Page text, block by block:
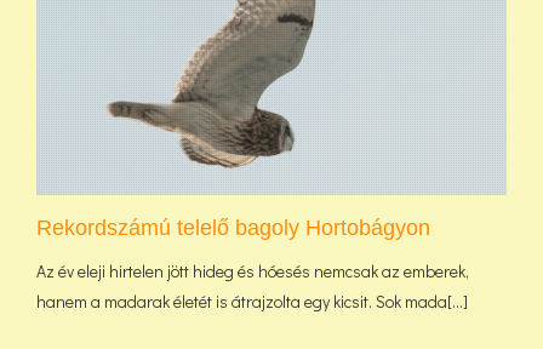
Rekordszámú telelő bagoly Hortobágyon
Az év eleji hirtelen jött hideg és hóesés nemcsak az emberek,
hanem a madarak életét is átrajzolta egy kicsit. Sok mada[...]